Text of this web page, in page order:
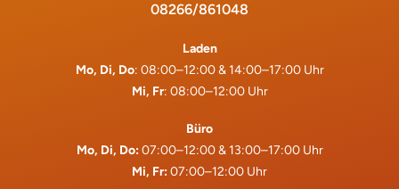
08266/861048
Laden
Mo, Di, Do: 08:00–12:00 & 14:00–17:00 Uhr
Mi, Fr: 08:00–12:00 Uhr
Büro
Mo, Di, Do:07:00–12:00 & 13:00–17:00 Uhr
Mi, Fr:07:00–12:00 Uhr